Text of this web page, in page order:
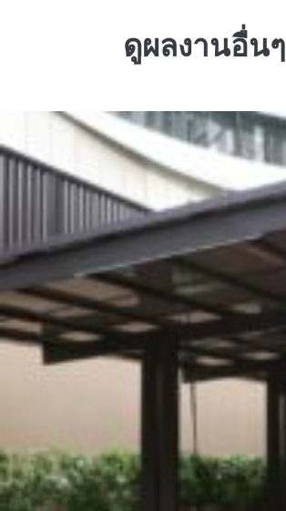
ดูผลงานอื่นๆ